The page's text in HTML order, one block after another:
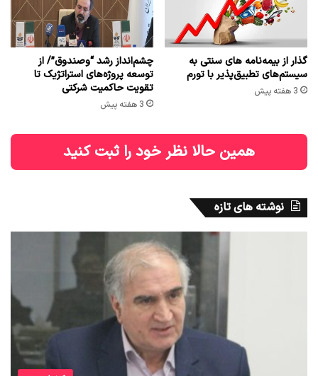
گذار از بیمه‌نامه های سنتی به
سیستم‌های تطبیق‌پذیر با تورم
3 هفته پیش
چشم‌انداز رشد “وصندوق”/ از
توسعه پروژه‌های استراتژیک تا
تقویت حاکمیت شرکتی
3 هفته پیش
همین حالا نظر خود را ثبت کنید
نوشته های تازه